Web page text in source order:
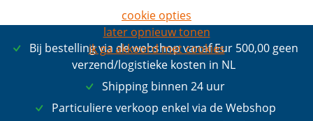
Bij bestelling via de webshop vanaf Eur 500,00 geen
verzend/logistieke kosten in NL
Shipping binnen 24 uur
Particuliere verkoop enkel via de Webshop
cookie opties
later opnieuw tonen
ik ga akkoord met cookies